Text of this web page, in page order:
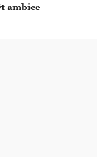
ambice